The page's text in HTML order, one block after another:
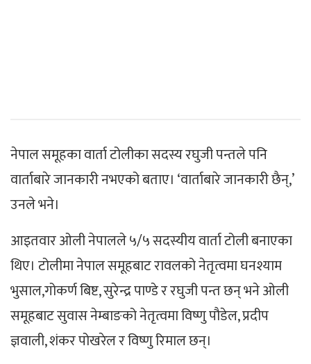
नेपाल समूहका वार्ता टोलीका सदस्य रघुजी पन्तले पनि
वार्ताबारे जानकारी नभएको बताए। ‘वार्ताबारे जानकारी छैन्,’
उनले भने।
आइतवार ओली नेपालले ५/५ सदस्यीय वार्ता टोली बनाएका
थिए। टोलीमा नेपाल समूहबाट रावलको नेतृत्वमा घनश्याम
भुसाल,गोकर्ण बिष्ट, सुरेन्द्र पाण्डे र रघुजी पन्त छन् भने ओली
समूहबाट सुवास नेम्बाङको नेतृत्वमा विष्णु पौडेल, प्रदीप
ज्ञवाली, शंकर पोखरेल र विष्णु रिमाल छन्।